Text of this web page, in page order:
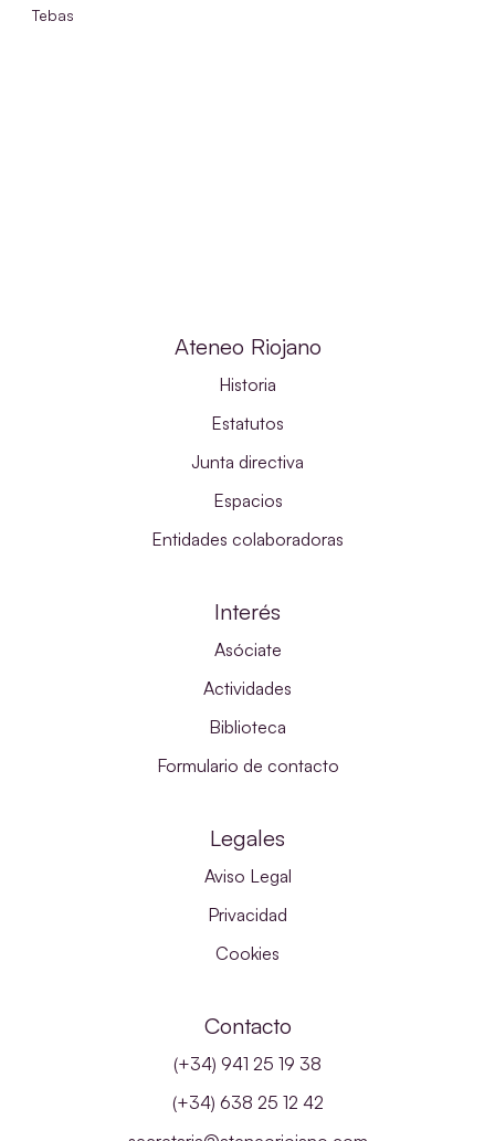
Tebas
Ateneo Riojano
Historia
Estatutos
Junta directiva
Espacios
Entidades colaboradoras
Interés
Asóciate
Actividades
Biblioteca
Formulario de contacto
Legales
Aviso Legal
Privacidad
Cookies
Contacto
(+34) 941 25 19 38
(+34) 638 25 12 42